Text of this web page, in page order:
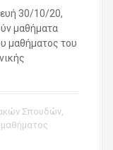
30/10/20,
μαθήματα
μαθήματος του
Σπουδών,